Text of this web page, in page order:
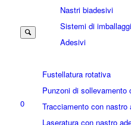
0
Nastri biadesivi
Sistemi di
Adesivi
Fustellatura rotativa
Punzoni di sollevamento
Tracciamento con nastro
Laseratura con nastro